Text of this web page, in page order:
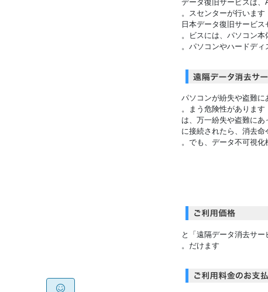
：データ復旧サービスは
スセンターが行います。
：日本データ復旧サービ
ビスには、パソコン本
パソコンが紛失や盗難
まう危険性があります。
「遠隔データ消去サービス」は、万
に接続されたら、消去
でも、データ不可視化
「データ復旧サービス月額版（スタンダ
だけます。